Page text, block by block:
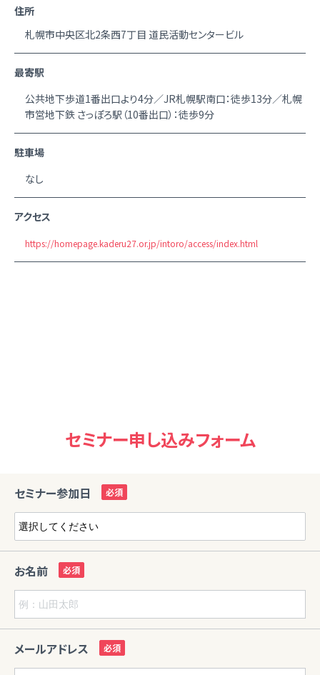
住所
札幌市中央区北2条西7丁目 道民活動センタービル
最寄駅
公共地下歩道1番出口より4分／JR札幌駅南口：徒歩13分／札幌
市営地下鉄 さっぽろ駅（10番出口）：徒歩9分
駐車場
なし
アクセス
https://homepage.kaderu27.or.jp/intoro/access/index.html
セミナー申し込みフォーム
セミナー参加日
お名前
メールアドレス